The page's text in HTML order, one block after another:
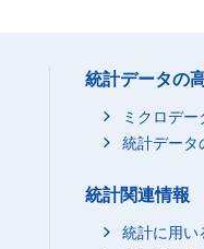
統計データの
ミクロデー
統計データ
統計関連情報
統計に用い